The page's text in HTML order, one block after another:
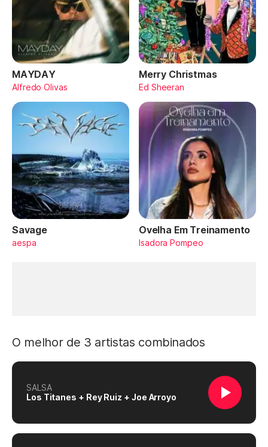
MAYDAY
Alfredo Olivas
Merry Christmas
Ed Sheeran
Savage
aespa
Ovelha Em Treinamento
Isadora Pompeo
O melhor de 3 artistas combinados
SALSA
Los Titanes + Rey Ruiz + Joe Arroyo